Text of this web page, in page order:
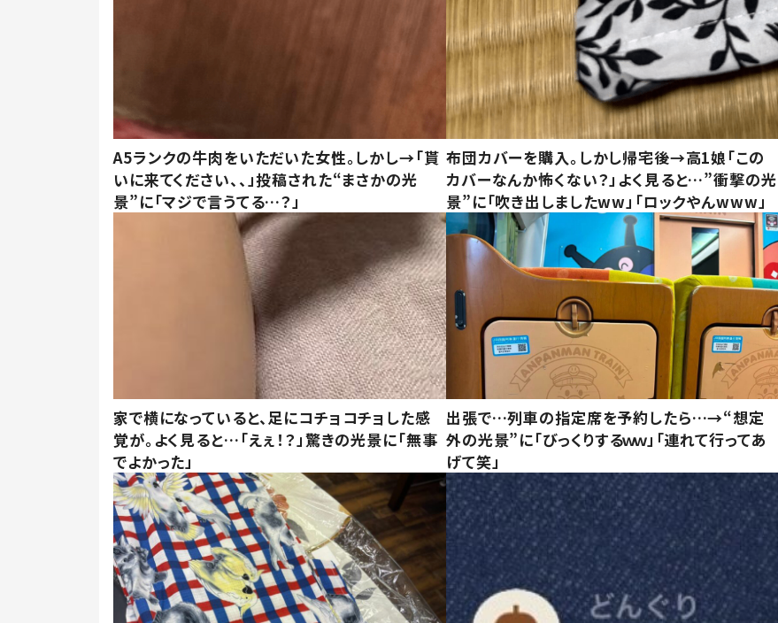
A5ランクの牛肉をいただいた女性。しかし→「貰
いに来てください、、」投稿された“まさかの光
景”に「マジで言うてる…？」
布団カバーを購入。しかし帰宅後→高1娘「この
カバーなんか怖くない？」よく見ると…”衝撃の光
景”に「吹き出しましたww」「ロックやんwww」
家で横になっていると、足にコチョコチョした感
覚が。よく見ると…「えぇ！？」驚きの光景に「無事
でよかった」
出張で…列車の指定席を予約したら…→“想定
外の光景”に「びっくりするｗｗ」「連れて行ってあ
げて笑」